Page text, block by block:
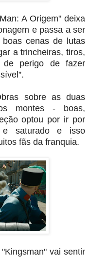
A Origem" deixa
e passa a ser
cenas de lutas
a trincheiras, tiros,
de perigo de fazer
sobre as duas
montes - boas,
optou por ir por
e saturado e isso
fãs da franquia.
vai sentir